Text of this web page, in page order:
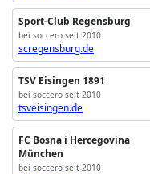
Sport-Club Regensburg
bei soccero seit 2010
scregensburg.de
TSV Eisingen 1891
bei soccero seit 2010
tsveisingen.de
FC Bosna i Hercegovina
München
bei soccero seit 2010